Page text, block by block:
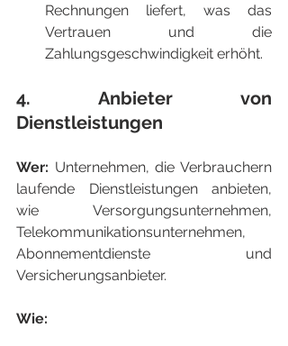
Rechnungen liefert, was das
Vertrauen und die
Zahlungsgeschwindigkeit erhöht.
4. Anbieter von
Dienstleistungen
Wer: Unternehmen, die Verbrauchern
laufende Dienstleistungen anbieten,
wie Versorgungsunternehmen,
Telekommunikationsunternehmen,
Abonnementdienste und
Versicherungsanbieter.
Wie: